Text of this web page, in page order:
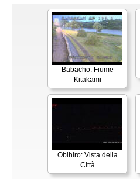
Babacho: Fiume
Kitakami
Obihiro: Vista della
Città